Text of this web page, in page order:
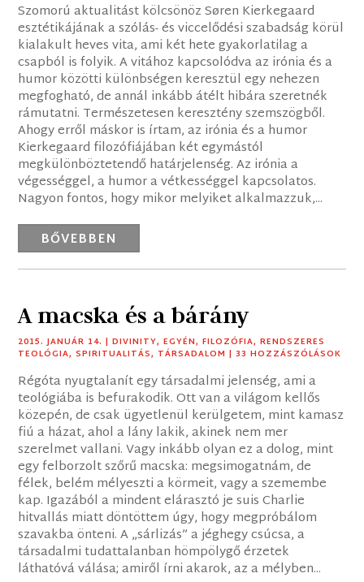
Szomorú aktualitást kölcsönöz Søren Kierkegaard
esztétikájának a szólás- és viccelődési szabadság körül
kialakult heves vita, ami két hete gyakorlatilag a
csapból is folyik. A vitához kapcsolódva az irónia és a
humor közötti különbségen keresztül egy nehezen
megfogható, de annál inkább átélt hibára szeretnék
rámutatni. Természetesen keresztény szemszögből.
Ahogy erről máskor is írtam, az irónia és a humor
Kierkegaard filozófiájában két egymástól
megkülönböztetendő határjelenség. Az irónia a
végességgel, a humor a vétkességgel kapcsolatos.
Nagyon fontos, hogy mikor melyiket alkalmazzuk,...
BŐVEBBEN
A macska és a bárány
2015. JANUÁR 14. |DIVINITY,EGYÉN,FILOZÓFIA,RENDSZERES
TEOLÓGIA,SPIRITUALITÁS, TÁRSADALOM | 33 HOZZÁSZÓLÁSOK
Régóta nyugtalanít egy társadalmi jelenség, ami a
teológiába is befurakodik. Ott van a világom kellős
közepén, de csak ügyetlenül kerülgetem, mint kamasz
fiú a házat, ahol a lány lakik, akinek nem mer
szerelmet vallani. Vagy inkább olyan ez a dolog, mint
egy felborzolt szőrű macska: megsimogatnám, de
félek, belém mélyeszti a körmeit, vagy a szemembe
kap. Igazából a mindent elárasztó je suis Charlie
hitvallás miatt döntöttem úgy, hogy megpróbálom
szavakba önteni. A „sárlizás” a jéghegy csúcsa, a
társadalmi tudattalanban hömpölygő érzetek
láthatóvá válása; amiről írni akarok, az a mélyben...